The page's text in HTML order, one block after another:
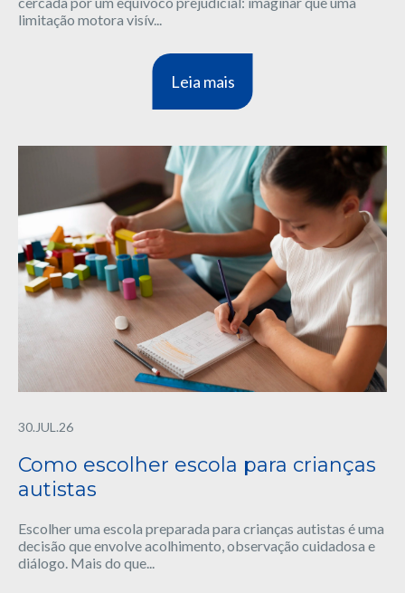
limitação motora visív...
Leia mais
30.JUL.26
Como escolher escola para crianças
autistas
Escolher uma escola preparada para crianças autistas é uma
decisão que envolve acolhimento, observação cuidadosa e
diálogo. Mais do que...